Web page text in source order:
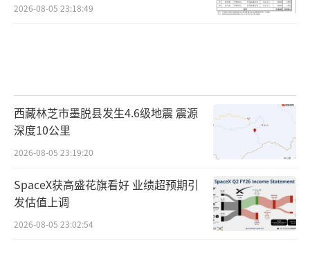
钱。”
后经执法人员调查发现，其直播间售卖的
雪燕、红花等商品产地并非凉山。2023年5月，
地货品行为，凉山市场监管部门进行立案调
查。因涉嫌对产地作虚假宣传，涉嫌构成犯
罪，案件移送公安机关进一步侦办。
2026-08-05 23:18:49
西藏林芝市墨脱县发生4.6级地震 震源
深度10公里
2026-08-05 23:19:20
SpaceX获高盛花旗看好 业绩超预期引
发估值上调
2026-08-05 23:02:54